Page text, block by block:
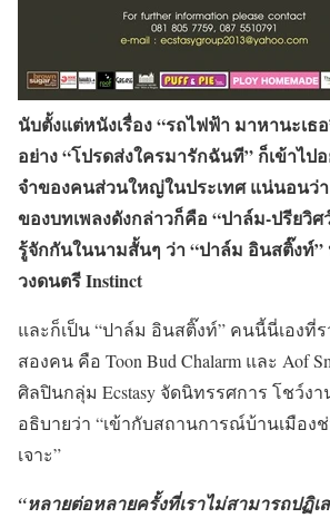
นับตั้งแต่หนังเรื่อง “รถไฟฟ้า มาหานะเธอ
อย่าง “โปรดส่งใครมารักฉันที” ก็เข้าไป
จำของคนส่วนใหญ่ในประเทศ แน่นอนว่
ของบทเพลงดังกล่าวก็คือ “ปาล์ม-ปรียวิ
รู้จักกันในนามสั้นๆ ว่า “ปาล์ม อินสติ๊งท์
วงดนตรี Instinct
และก็เป็น “ปาล์ม อินสติ๊งท์” คนนี้นี่เองที่
สองคน คือ Toon Bud Chalarm และ Aof
ศิลปินกลุ่ม Ecstasy จัดนิทรรศการ โชว์ง
อธิบายว่า “เข้ากับสถานการณ์บ้านเมือง
เจาะ”
“หลายต่อหลายครั้งที่เราไม่สามารถปฏิเ